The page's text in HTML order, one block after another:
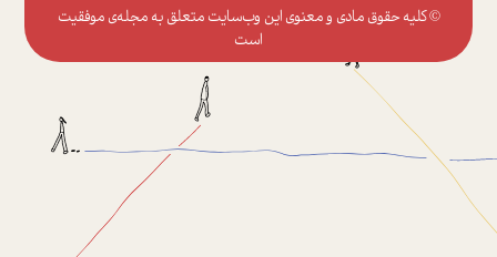
© کلیه حقوق مادی و معنوی این وب‌سایت متعلق به مجله‌ی موفقیت
است